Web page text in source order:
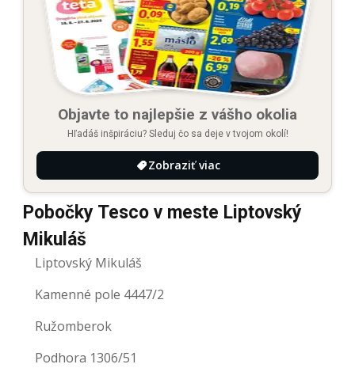
Objavte to najlepšie z vášho okolia
Hľadáš inšpiráciu? Sleduj čo sa deje v tvojom okolí!
Zobraziť viac
Pobočky Tesco v meste Liptovský
Mikuláš
Liptovský Mikuláš
Kamenné pole 4447/2
Ružomberok
Podhora 1306/51